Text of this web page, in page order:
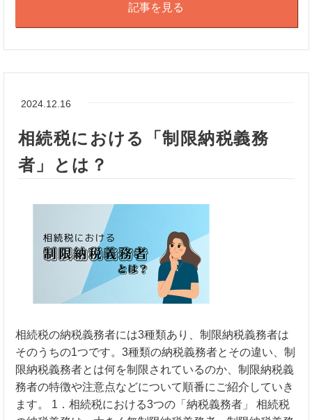
記事を見る
2024.12.16
相続税における「制限納税義務
者」とは？
相続税の納税義務者には3種類あり、制限納税義務者は
そのうちの1つです。3種類の納税義務者とその違い、制
限納税義務者とは何を制限されているのか、制限納税義
務者の特徴や注意点などについて順番にご紹介していき
ます。 1．相続税における3つの「納税義務者」 相続税